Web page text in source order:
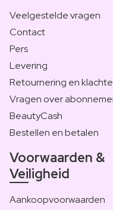
Veelgestelde vragen
Contact
Pers
Levering
Retournering en
Vragen over
BeautyCash
Bestellen en betalen
Voorwaarden &
Veiligheid
Aankoopvoorwaarden